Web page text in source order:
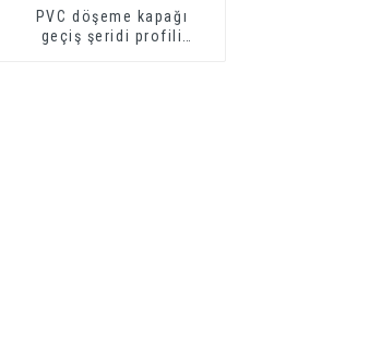
PVC döşeme kapağı
geçiş şeridi profili